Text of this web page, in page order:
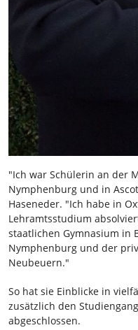
"Ich war Schülerin an der
Nymphenburg und in
Haseneder. "Ich habe in
Lehramtsstudium
staatlichen Gymnasium in
Nymphenburg und der
Neubeuern."
So hat sie Einblicke in
zusätzlich den
abgeschlossen.